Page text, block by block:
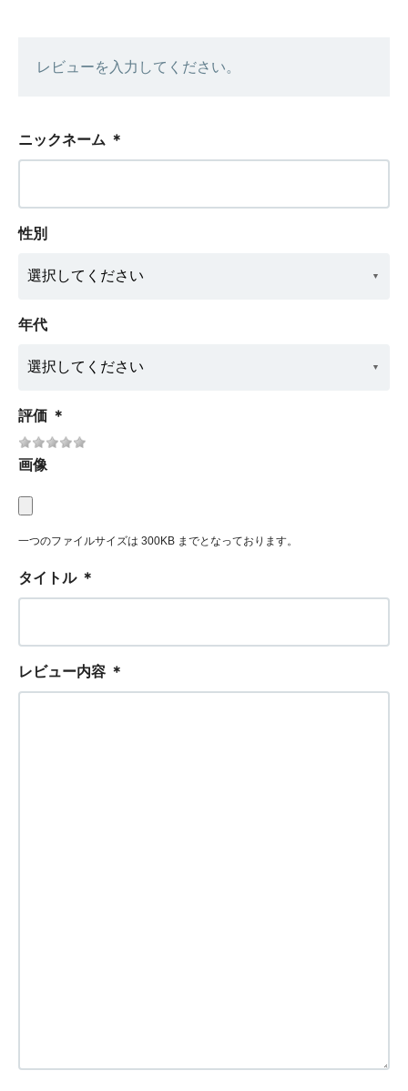
レビューを入力してください。
ニックネーム ＊
性別
年代
評価 ＊
画像
一つのファイルサイズは 300KB までとなっております。
タイトル ＊
レビュー内容 ＊